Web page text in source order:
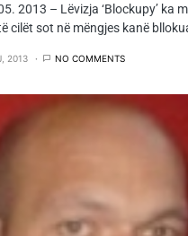
2013 – Lëvizja ‘Blockupy’ ka
cilët sot në mëngjes kanë
2013 NO COMMENTS